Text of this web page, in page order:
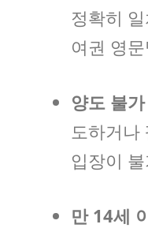
정확히
여권 영
양도 불
도하거나
입장이
만 14세